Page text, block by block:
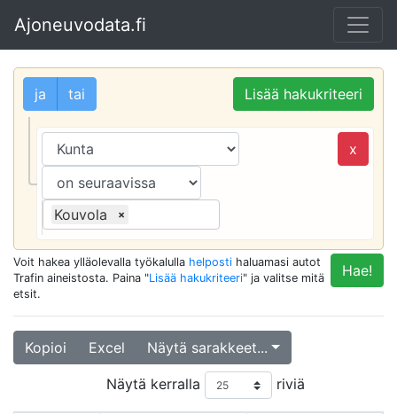
Ajoneuvodata.fi
Lisää hakukriteeri
ja tai
x
Kouvola ×
Hae!
Voit hakea ylläolevalla työkalulla helposti haluamasi autot
Trafin aineistosta. Paina "Lisää hakukriteeri" ja valitse mitä
etsit.
Kopioi Excel Näytä sarakkeet...
Näytä kerralla riviä